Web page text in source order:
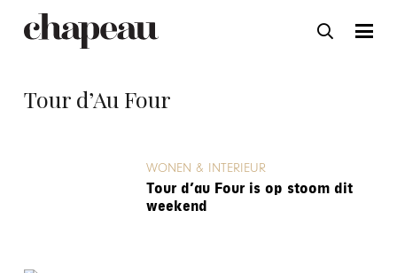
Tour d’Au Four
WONEN & INTERIEUR
Tour d’au Four is op stoom dit
weekend